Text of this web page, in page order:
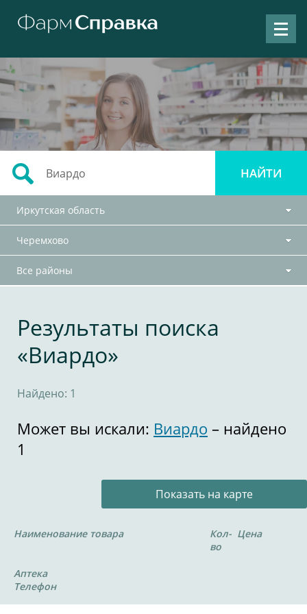
Иркутская область
Черемхово
Все районы
Результаты поиска
«Виардо»
Найдено: 1
Может вы искали: Виардо – найдено
1
Показать на карте
Наименование товара
Кол-
во
Цена
Аптека
Телефон